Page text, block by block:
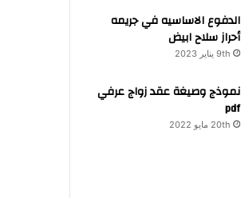
الدفوع الاساسيه في جريمه
أحراز سلاح ابيض
9th يناير 2023
نموذج وصيغة عقد زواج عرفي
pdf
20th مايو 2022